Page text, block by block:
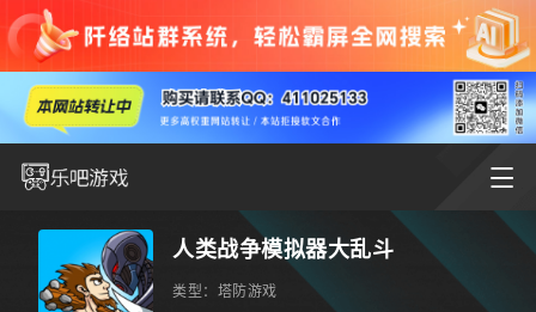
人类战争模拟器大乱斗
类型： 塔防游戏